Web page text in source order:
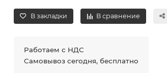
В закладки В сравнение
Работаем с НДС
Самовывоз сегодня, бесплатно